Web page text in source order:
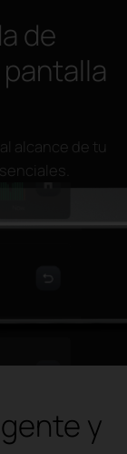
de
alcance de tu
y